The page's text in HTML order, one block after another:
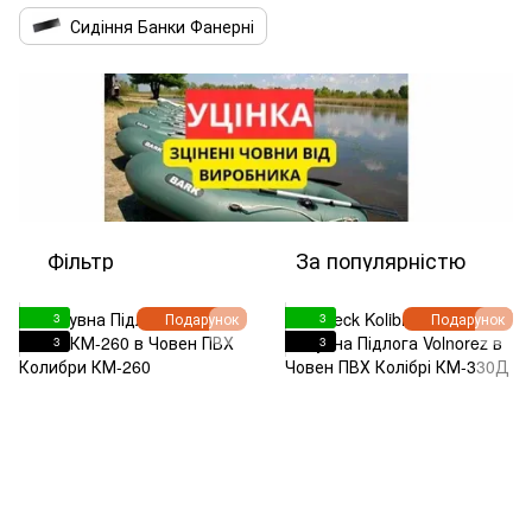
Сидіння Банки Фанерні
Фільтр За популярністю
Подарунок
3
3
Подарунок
3
3